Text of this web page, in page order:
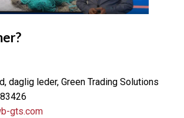
daglig leder, Green Trading Solutions
gts.com